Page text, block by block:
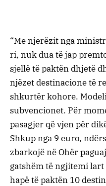
“Me njerëzit nga
ri, nuk dua të jap
sjellë të paktën dhjetë
njëzet destinacione të
shkurtër kohore.
subvencionet. Për
pasagjer që vjen për
Shkup nga 9 euro,
zbarkojë në Ohër
gatshëm të ngjitemi
hapë të paktën 10